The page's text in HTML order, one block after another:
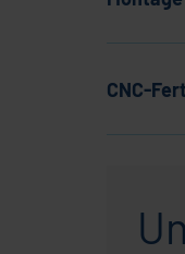
CNC-